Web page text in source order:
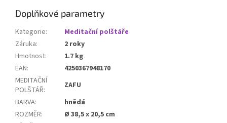
Doplňkové parametry
Kategorie:
Meditační polštáře
Záruka:
2 roky
Hmotnost:
1.7 kg
EAN:
4250367948170
MEDITAČNÍ
POLŠTÁŘ:
ZAFU
BARVA:
hnědá
ROZMĚR:
Ø 38,5 x 20,5 cm